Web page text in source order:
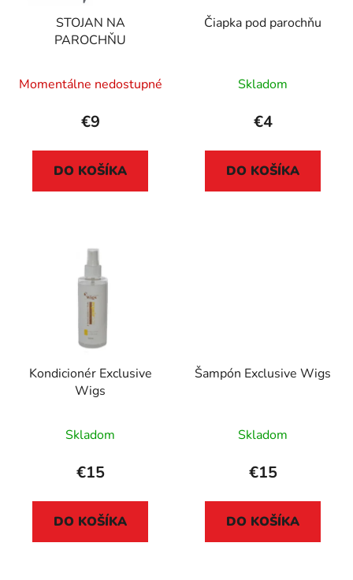
STOJAN NA
PAROCHŇU
Momentálne nedostupné
€9
DO KOŠÍKA
Čiapka pod parochňu
Skladom
€4
DO KOŠÍKA
Kondicionér Exclusive
Wigs
Skladom
€15
DO KOŠÍKA
Šampón Exclusive Wigs
Skladom
€15
DO KOŠÍKA